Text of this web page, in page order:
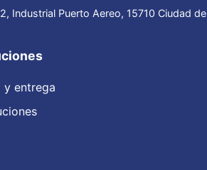
Industrial Puerto Aereo, 15710 Ciudad de
y entrega